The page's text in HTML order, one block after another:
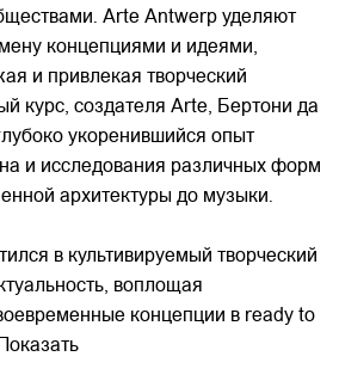
Arte Antwerp уделяют
концепциями и идеями,
и привлекая творческий
курс, создателя Arte, Бертони да
укоренившийся опыт
и исследования различных форм
архитектуры до музыки.
в культивируемый творческий
воплощая
концепции в ready to